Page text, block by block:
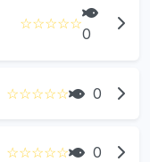
☆☆☆☆☆
0
☆☆☆☆☆ 0
☆☆☆☆☆ 0